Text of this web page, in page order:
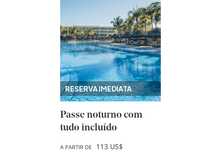
RESERVA IMEDIATA
Passe noturno com
tudo incluído
A PARTIR DE
113 US$